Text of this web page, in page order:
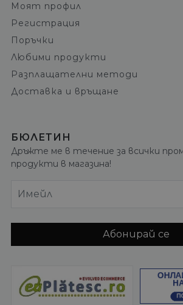
Моят профил
Регистрация
Поръчки
Любими продукти
Разплащателни методи
Доставка и връщане
БЮЛЕТИН
Дръжте ме в течение за всички
продукти в магазина!
Имейл
Абонирай се